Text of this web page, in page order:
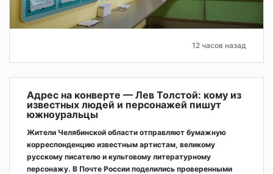
12 часов назад
Адрес на конверте — Лев Толстой: кому из
известных людей и персонажей пишут
южноуральцы
Жители Челябинской области отправляют бумажную
корреспонденцию известным артистам, великому
русскому писателю и культовому литературному
персонажу. В Почте России поделились проверенными